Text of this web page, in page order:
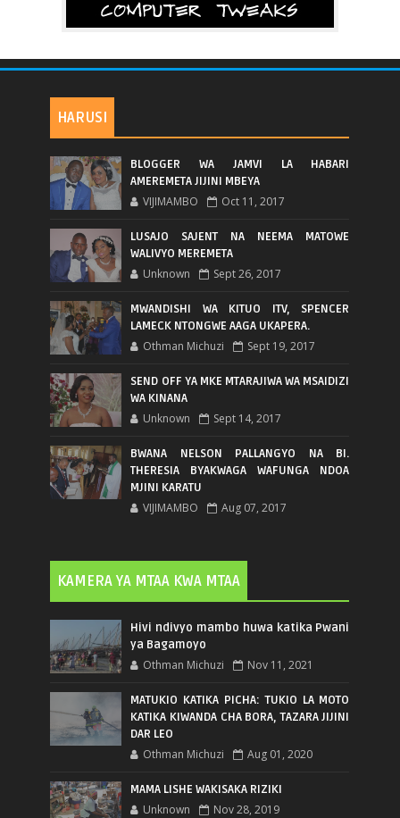
HARUSI
BLOGGER WA JAMVI LA HABARI
AMEREMETA JIJINI MBEYA
VIJIMAMBO Oct 11, 2017
LUSAJO SAJENT NA NEEMA MATOWE
WALIVYO MEREMETA
Unknown Sept 26, 2017
MWANDISHI WA KITUO ITV, SPENCER
LAMECK NTONGWE AAGA UKAPERA.
Othman Michuzi Sept 19, 2017
SEND OFF YA MKE MTARAJIWA WA MSAIDIZI
WA KINANA
Unknown Sept 14, 2017
BWANA NELSON PALLANGYO NA BI.
THERESIA BYAKWAGA WAFUNGA NDOA
MJINI KARATU
VIJIMAMBO Aug 07, 2017
KAMERA YA MTAA KWA MTAA
Hivi ndivyo mambo huwa katika Pwani
ya Bagamoyo
Othman Michuzi Nov 11, 2021
MATUKIO KATIKA PICHA: TUKIO LA MOTO
KATIKA KIWANDA CHA BORA, TAZARA JIJINI
DAR LEO
Othman Michuzi Aug 01, 2020
MAMA LISHE WAKISAKA RIZIKI
Unknown Nov 28, 2019